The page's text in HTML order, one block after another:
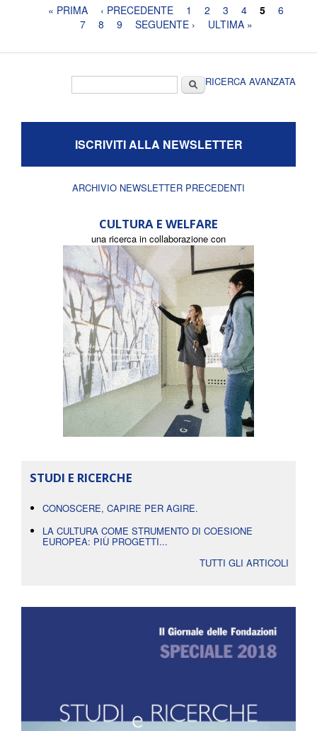
Pagine« PRIMA ‹ PRECEDENTE 1 2 3 4 5
6
7
8 9 SEGUENTE › ULTIMA »
CercaRICERCA AVANZATA
ISCRIVITI ALLA NEWSLETTER
ARCHIVIO NEWSLETTER PRECEDENTI
CULTURA E WELFARE
una ricerca in collaborazione con
STUDI E RICERCHE
CONOSCERE, CAPIRE PER AGIRE.
LA CULTURA COME STRUMENTO DI COESIONE
EUROPEA: PIÙ PROGETTI...
TUTTI GLI ARTICOLI